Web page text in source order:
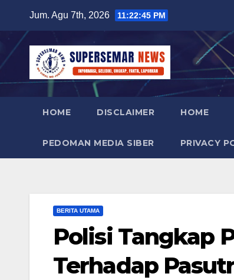
content
Jum. Agu 7th, 2026 11:22:46 PM
HOME DISCLAIMER HOME
PEDOMAN MEDIA SIBER PRIVACY
BERITA UTAMA
Polisi Tangkap
Terhadap